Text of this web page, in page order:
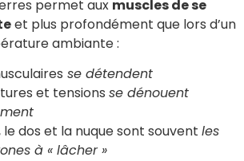
permet aux muscles de se
et plus profondément que lors d’un
ambiante :
se détendent
et tensions se dénouent
le dos et la nuque sont souvent les
à « lâcher »